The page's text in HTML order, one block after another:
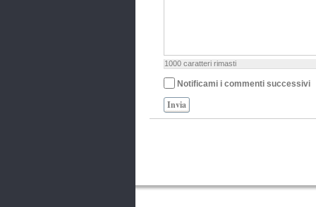
1000 caratteri rimasti
Notificami i commenti successivi
Invia